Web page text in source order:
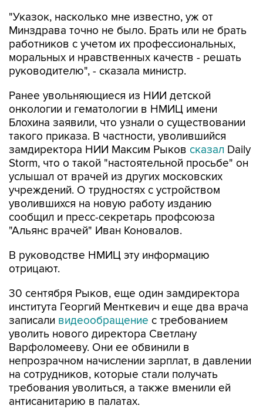
"Указок, насколько мне известно, уж от
Минздрава точно не было. Брать или не брать
работников с учетом их профессиональных,
моральных и нравственных качеств - решать
руководителю", - сказала министр.
Ранее увольняющиеся из НИИ детской
онкологии и гематологии в НМИЦ имени
Блохина заявили, что узнали о существовании
такого приказа. В частности, уволившийся
замдиректора НИИ Максим Рыков сказал Daily
Storm, что о такой "настоятельной просьбе" он
услышал от врачей из других московских
учреждений. О трудностях с устройством
уволившихся на новую работу изданию
сообщил и пресс-секретарь профсоюза
"Альянс врачей" Иван Коновалов.
В руководстве НМИЦ эту информацию
отрицают.
30 сентября Рыков, еще один замдиректора
института Георгий Менткевич и еще два врача
записали видеообращение с требованием
уволить нового директора Светлану
Варфоломееву. Они ее обвинили в
непрозрачном начислении зарплат, в давлении
на сотрудников, которые стали получать
требования уволиться, а также вменили ей
антисанитарию в палатах.